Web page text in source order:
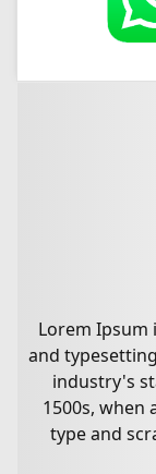
Lorem
and
industry's
1500s,
type and